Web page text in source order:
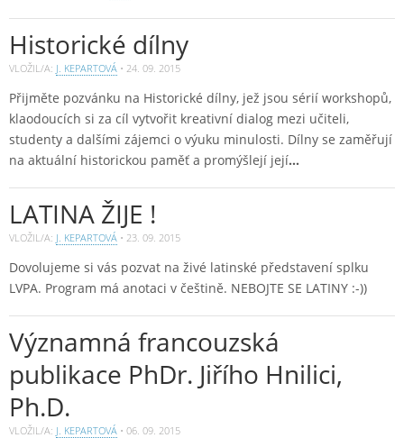
Historické dílny
VLOŽIL/A: J. KEPARTOVÁ • 24. 09. 2015
Přijměte pozvánku na Historické dílny, jež jsou sérií workshopů,
klaodoucích si za cíl vytvořit kreativní dialog mezi učiteli,
studenty a dalšími zájemci o výuku minulosti. Dílny se zaměřují
na aktuální historickou paměť a promýšlejí její…
LATINA ŽIJE !
VLOŽIL/A: J. KEPARTOVÁ • 23. 09. 2015
Dovolujeme si vás pozvat na živé latinské představení splku
LVPA. Program má anotaci v češtině. NEBOJTE SE LATINY :-))
Významná francouzská
publikace PhDr. Jiřího Hnilici,
Ph.D.
VLOŽIL/A: J. KEPARTOVÁ • 06. 09. 2015